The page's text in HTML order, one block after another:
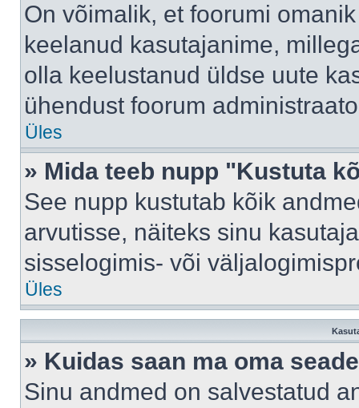
On võimalik, et foorumi
keelanud kasutajanime,
olla keelustanud üldse uute
ühendust foorum
Üles
» Mida teeb nupp "Kustuta
See nupp kustutab kõik
arvutisse, näiteks sinu
sisselogimis- või
Üles
» Kuidas saan ma oma
Sinu andmed on salvestatud